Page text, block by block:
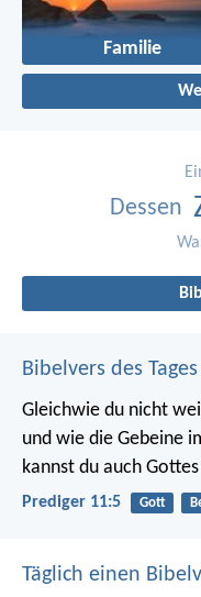
Familie
Dessen
Bibelvers des Tages
Gleichwie du nicht
und wie die Gebeine
kannst du auch
Prediger 11:5 Gott
Täglich einen